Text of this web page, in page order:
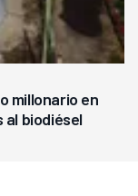
millonario en
al biodiésel